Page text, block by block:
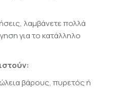
λαμβάνετε πολλά
για το κατάλληλο
βάρους, πυρετός ή